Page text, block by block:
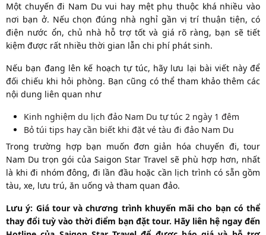
Một chuyến đi Nam Du vui hay mệt phụ thuộc khá nhiều vào
nơi bạn ở. Nếu chọn đúng nhà nghỉ gần vị trí thuận tiện, có
điện nước ổn, chủ nhà hỗ trợ tốt và giá rõ ràng, bạn sẽ tiết
kiệm được rất nhiều thời gian lẫn chi phí phát sinh.
Nếu bạn đang lên kế hoạch tự túc, hãy lưu lại bài viết này để
đối chiếu khi hỏi phòng. Bạn cũng có thể tham khảo thêm các
nội dung liên quan như
Kinh nghiệm du lịch đảo Nam Du tự túc 2 ngày 1 đêm
Bỏ túi tips hay cần biết khi đặt vé tàu đi đảo Nam Du
Trong trường hợp bạn muốn đơn giản hóa chuyến đi, tour
Nam Du trọn gói của Saigon Star Travel sẽ phù hợp hơn, nhất
là khi đi nhóm đông, đi lần đầu hoặc cần lịch trình có sẵn gồm
tàu, xe, lưu trú, ăn uống và tham quan đảo.
Lưu ý: Giá tour và chương trình khuyến mãi cho bạn có thể
thay đổi tuỳ vào thời điểm bạn đặt tour. Hãy liên hệ ngay đến